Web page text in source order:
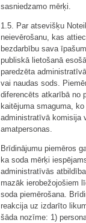
sasniedzamo mērķi.
1.5. Par atsevišķu
neievērošanu, kas
bezdarbību sava
publiskā lietošanā
paredzēta
vai naudas sods.
diferencēts atkarībā no
kaitējuma smaguma,
administratīvā komisija
amatpersonas.
Brīdinājumu piemēros
ka soda mērķi
administratīvās
mazāk ierobežojošiem
soda piemērošana.
reakcija uz izdarīto
šāda nozīme: 1)